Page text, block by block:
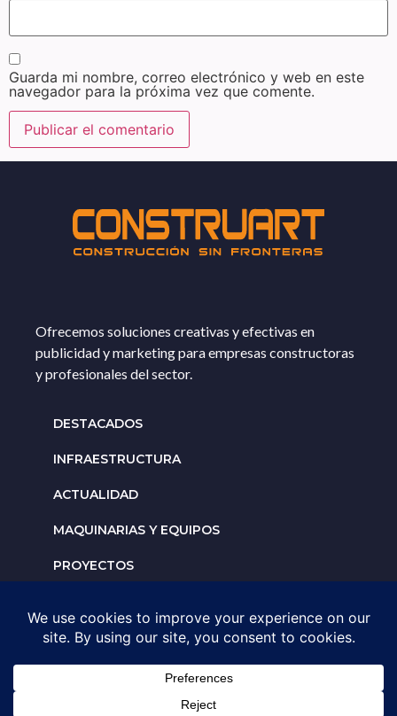
Guarda mi nombre, correo electrónico y web en este
navegador para la próxima vez que comente.
Ofrecemos soluciones creativas y efectivas en
publicidad y marketing para empresas constructoras
y profesionales del sector.
DESTACADOS
INFRAESTRUCTURA
ACTUALIDAD
MAQUINARIAS Y EQUIPOS
PROYECTOS
Solicita un espacio para
tu negocio
AGENDA UNA ASESORÍA